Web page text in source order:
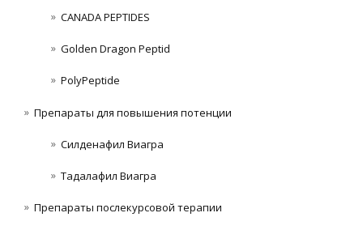
CANADA PEPTIDES
Golden Dragon Peptid
PolyPeptide
Препараты для повышения потенции
Силденафил Виагра
Тадалафил Виагра
Препараты послекурсовой терапии